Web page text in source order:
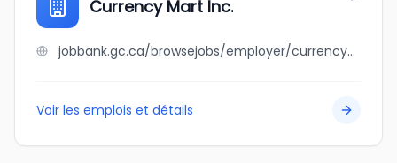
Currency Mart Inc.
jobbank.gc.ca/browsejobs/employer/currency+mart+inc./ca
Voir les emplois et détails